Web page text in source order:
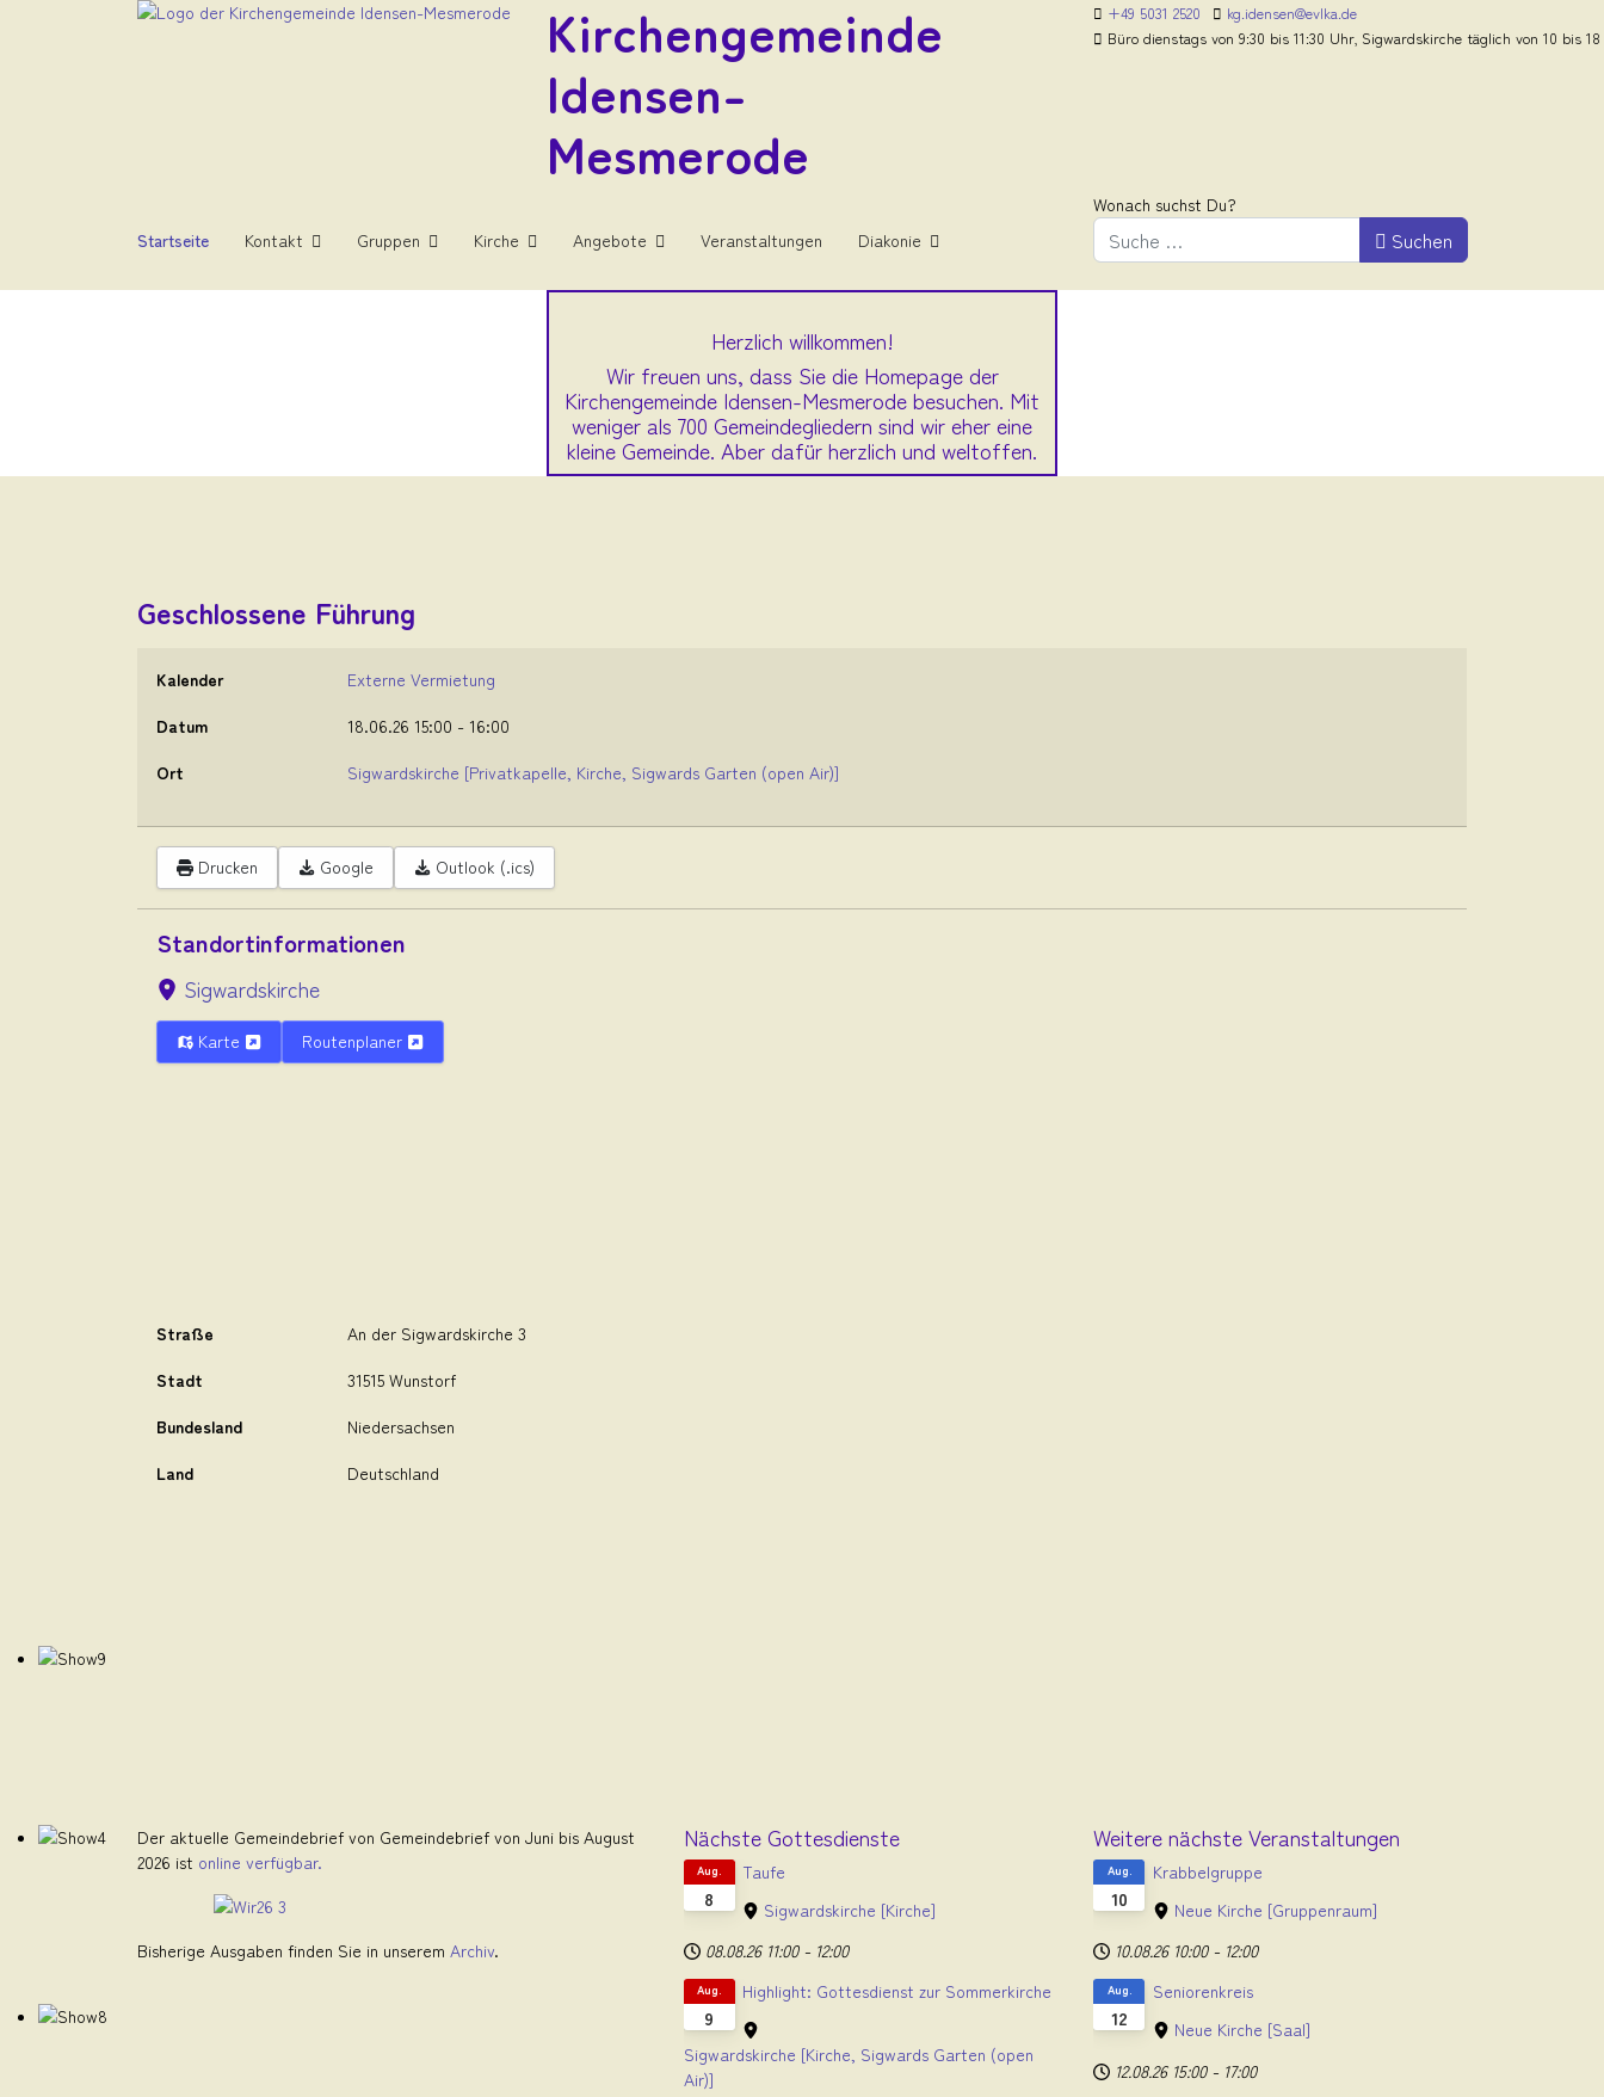
Kirchengemeinde
Idensen-
Mesmerode
+49 5031 2520
kg.idensen@evlka.de
Büro dienstags von 9:30 bis 11:30 Uhr, Sigwardskirche täglich von 10 bis
Startseite Kontakt Gruppen Kirche Angebote Veranstaltungen Diakonie
Wonach suchst Du?
Suchen
Herzlich willkommen!
Wir freuen uns, dass Sie die Homepage der
Kirchengemeinde Idensen-Mesmerode besuchen. Mit
weniger als 700 Gemeindegliedern sind wir eher eine
kleine Gemeinde. Aber dafür herzlich und weltoffen.
Geschlossene Führung
Kalender
Externe Vermietung
Datum
18.06.26 15:00 - 16:00
Ort
Sigwardskirche [Privatkapelle, Kirche, Sigwards Garten (open Air)]
Drucken Google Outlook (.ics)
Standortinformationen
Sigwardskirche
Karte Routenplaner
Straße
An der Sigwardskirche 3
Stadt
31515 Wunstorf
Bundesland
Niedersachsen
Land
Deutschland
Der aktuelle Gemeindebrief von Gemeindebrief von Juni bis August
2026 ist online verfügbar.
Bisherige Ausgaben finden Sie in unserem Archiv.
Nächste Gottesdienste
8
Aug.
Taufe
Sigwardskirche [Kirche]
08.08.26 11:00 - 12:00
9
Aug. Highlight: Gottesdienst zur Sommerkirche
Sigwardskirche [Kirche, Sigwards Garten (open
Air)]
Weitere nächste Veranstaltungen
10
Aug.
Krabbelgruppe
Neue Kirche [Gruppenraum]
10.08.26 10:00 - 12:00
12
Aug.
Seniorenkreis
Neue Kirche [Saal]
12.08.26 15:00 - 17:00